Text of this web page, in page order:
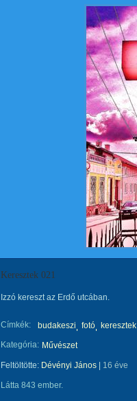
Keresztek 021
Izzó kereszt az Erdő utcában.
Címkék: budakeszi fotó
keresztek
Kategória: Művészet
Feltöltötte: Dévényi János 16 éve
Látta 843 ember.